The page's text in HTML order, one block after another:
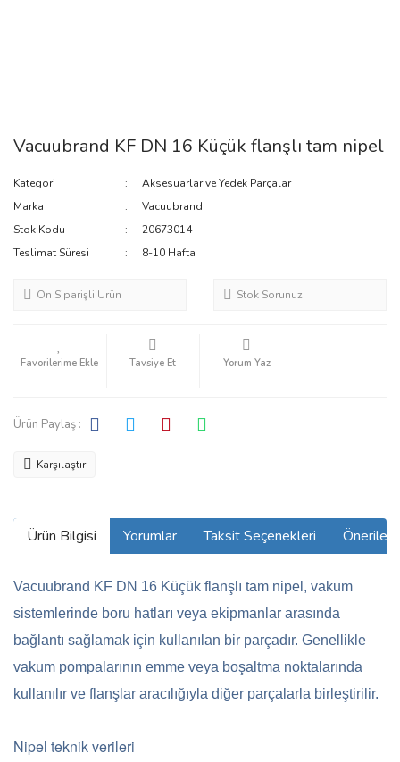
Vacuubrand KF DN 16 Küçük flanşlı tam nipel
Kategori
Aksesuarlar ve Yedek Parçalar
Marka
Vacuubrand
Stok Kodu
20673014
Teslimat Süresi
8-10 Hafta
Ön Siparişli Ürün Stok Sorunuz
Tavsiye Et Yorum Yaz
Ürün Paylaş :
Karşılaştır
Ürün Bilgisi Yorumlar Taksit Seçenekleri
Vacuubrand KF DN 16 Küçük flanşlı tam nipel, vakum
sistemlerinde boru hatları veya ekipmanlar arasında
bağlantı sağlamak için kullanılan bir parçadır. Genellikle
vakum pompalarının emme veya boşaltma noktalarında
kullanılır ve flanşlar aracılığıyla diğer parçalarla birleştirilir.
Nipel teknik verileri